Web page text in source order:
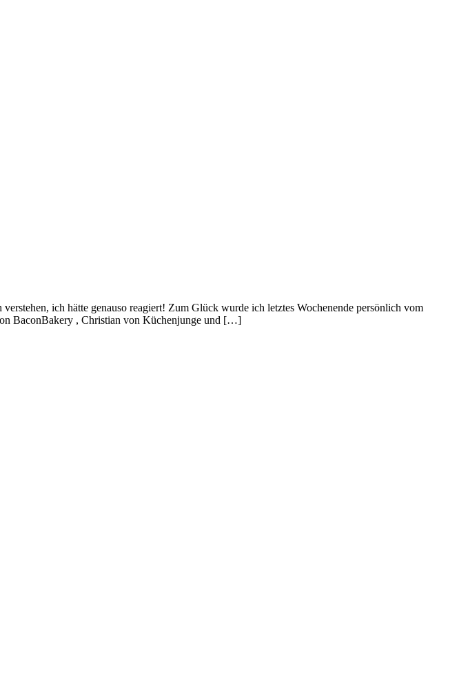
ich hätte genauso reagiert! Zum Glück wurde ich letztes Wochenende persönlich vom
BaconBakery , Christian von Küchenjunge und […]